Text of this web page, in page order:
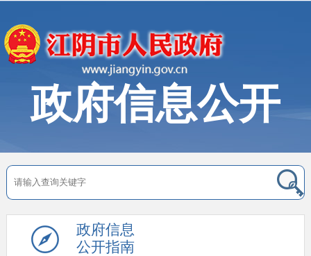
政府信息公开
政府信息
公开指南